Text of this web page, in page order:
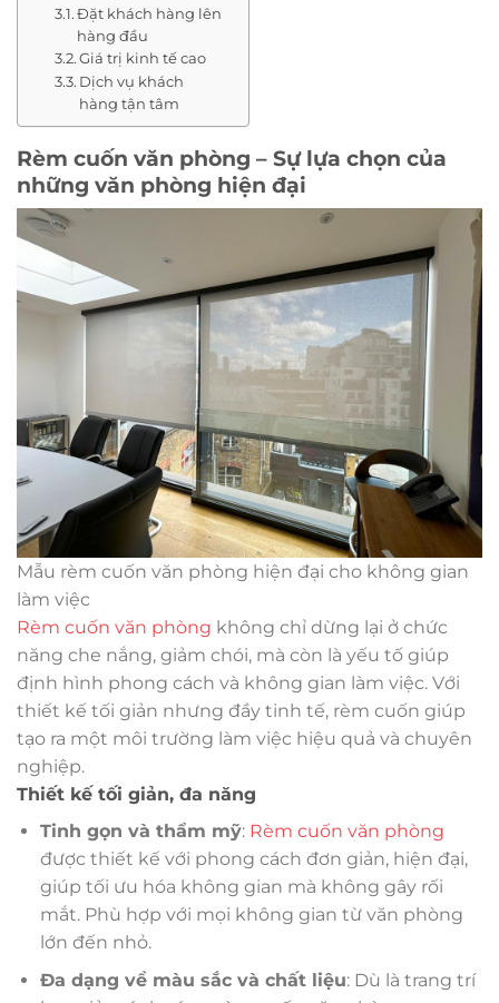
Đặt khách hàng lên
hàng đầu
Giá trị kinh tế cao
Dịch vụ khách
hàng tận tâm
Rèm cuốn văn phòng – Sự lựa chọn của
những văn phòng hiện đại
Mẫu rèm cuốn văn phòng hiện đại cho không gian
làm việc
Rèm cuốn văn phòng không chỉ dừng lại ở chức
năng che nắng, giảm chói, mà còn là yếu tố giúp
định hình phong cách và không gian làm việc. Với
thiết kế tối giản nhưng đầy tinh tế, rèm cuốn giúp
tạo ra một môi trường làm việc hiệu quả và chuyên
nghiệp.
Thiết kế tối giản, đa năng
Tinh gọn và thẩm mỹ: Rèm cuốn văn phòng
được thiết kế với phong cách đơn giản, hiện đại,
giúp tối ưu hóa không gian mà không gây rối
mắt. Phù hợp với mọi không gian từ văn phòng
lớn đến nhỏ.
Đa dạng về màu sắc và chất liệu: Dù là trang trí